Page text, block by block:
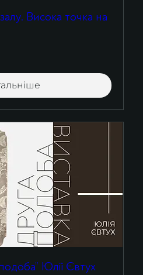
Висока точка на
Юлії Євтух